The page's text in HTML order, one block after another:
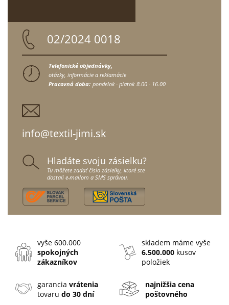
02/2024 0018
Telefonické objednávky,
otázky, informácie a reklamácie
Pracovná doba: pondelok - piatok 8.00 - 16.00
info@textil-jimi.sk
Hladáte svoju zásielku?
Tu môžete zadať číslo zásielky, ktoré ste
dostali e-mailom a SMS správou.
vyše 600.000
spokojných
zákazníkov
skladem máme vyše
6.500.000 kusov
položiek
garanciavrátenia
tovarudo 30 dní
najnižšia cena
poštovného